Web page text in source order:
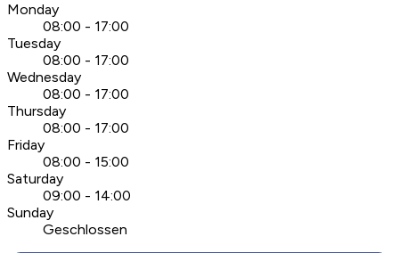
Monday
08:00 - 17:00
Tuesday
08:00 - 17:00
Wednesday
08:00 - 17:00
Thursday
08:00 - 17:00
Friday
08:00 - 15:00
Saturday
09:00 - 14:00
Sunday
Geschlossen